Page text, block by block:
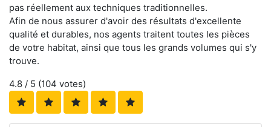
pas réellement aux techniques traditionnelles.
Afin de nous assurer d'avoir des résultats d'excellente
qualité et durables, nos agents traitent toutes les pièces
de votre habitat, ainsi que tous les grands volumes qui s'y
trouve.
4.8 / 5 (104 votes)